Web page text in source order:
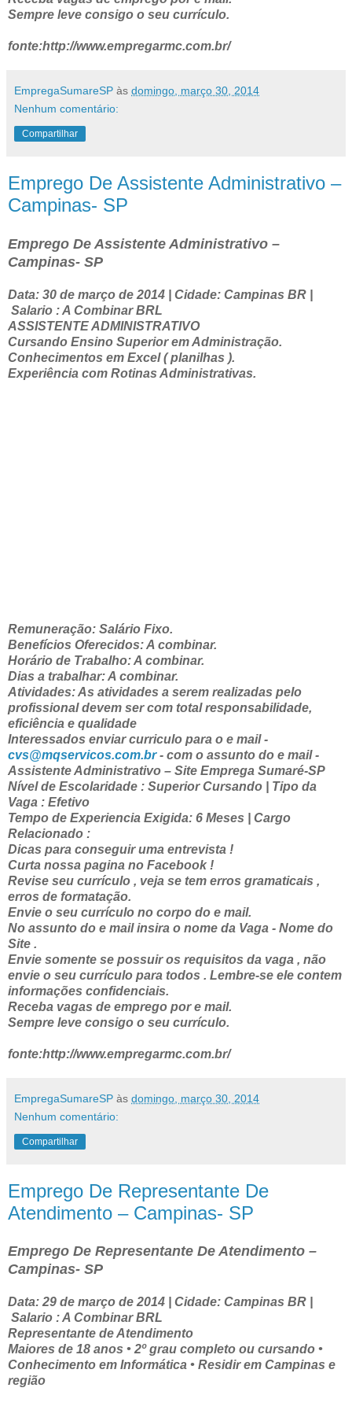
Sempre leve consigo o seu currículo.
fonte:http://www.empregarmc.com.br/
EmpregaSumareSP às domingo, março 30, 2014
Nenhum comentário:
Compartilhar
Emprego De Assistente Administrativo –
Campinas- SP
Emprego De Assistente Administrativo –
Campinas- SP
Data: 30 de março de 2014 | Cidade: Campinas BR |
Salario : A Combinar BRL
ASSISTENTE ADMINISTRATIVO
Cursando Ensino Superior em Administração.
Conhecimentos em Excel ( planilhas ).
Experiência com Rotinas Administrativas.
Remuneração: Salário Fixo.
Benefícios Oferecidos: A combinar.
Horário de Trabalho: A combinar.
Dias a trabalhar: A combinar.
Atividades: As atividades a serem realizadas pelo
profissional devem ser com total responsabilidade,
eficiência e qualidade
Interessados enviar curriculo para o e mail -
cvs@mqservicos.com.br- com o assunto do e mail -
Assistente Administrativo – Site Emprega Sumaré-SP
Nível de Escolaridade : Superior Cursando | Tipo da
Vaga : Efetivo
Tempo de Experiencia Exigida: 6 Meses | Cargo
Relacionado :
Dicas para conseguir uma entrevista !
Curta nossa pagina no Facebook !
Revise seu currículo , veja se tem erros gramaticais ,
erros de formatação.
Envie o seu currículo no corpo do e mail.
No assunto do e mail insira o nome da Vaga - Nome do
Site .
Envie somente se possuir os requisitos da vaga , não
envie o seu currículo para todos . Lembre-se ele contem
informações confidenciais.
Receba vagas de emprego por e mail.
Sempre leve consigo o seu currículo.
fonte:http://www.empregarmc.com.br/
EmpregaSumareSP às domingo, março 30, 2014
Nenhum comentário:
Compartilhar
Emprego De Representante De
Atendimento – Campinas- SP
Emprego De Representante De Atendimento –
Campinas- SP
Data: 29 de março de 2014 | Cidade: Campinas BR |
Salario : A Combinar BRL
Representante de Atendimento
Maiores de 18 anos • 2º grau completo ou cursando •
Conhecimento em Informática • Residir em Campinas e
região